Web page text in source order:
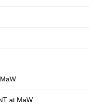
at MaW